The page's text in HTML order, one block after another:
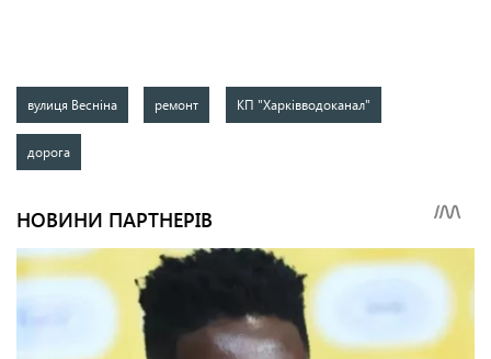
вулиця Весніна ремонт КП "Харківводоканал"
дорога